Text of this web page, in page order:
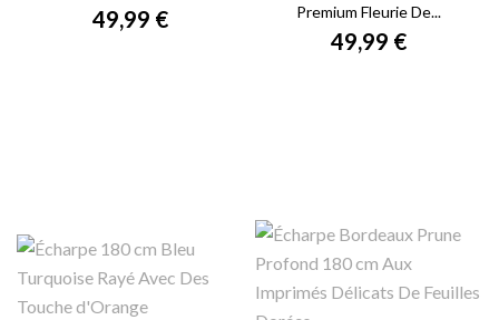
49,99 € Premium Fleurie De...
49,99 €